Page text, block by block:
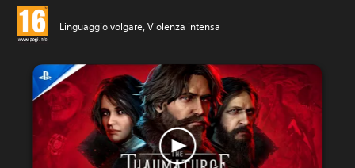
Linguaggio volgare, Violenza intensa